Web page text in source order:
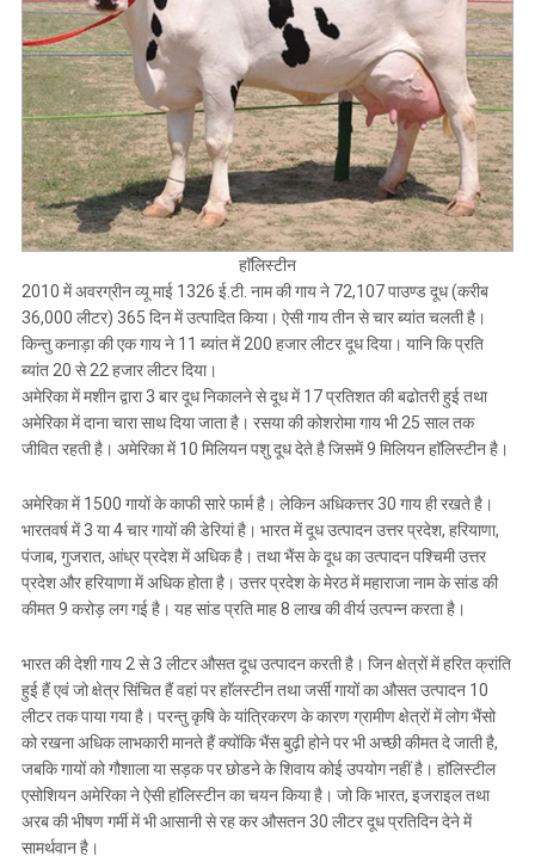
हाॅलिस्टीन
2010 में अवरग्रीन व्यू माई 1326 ई.टी. नाम की गाय ने 72,107 पाउण्ड दूध (करीब
36,000 लीटर) 365 दिन में उत्पादित किया। ऐसी गाय तीन से चार ब्यांत चलती है।
किन्तु कनाड़ा की एक गाय ने 11 ब्यांत में 200 हजार लीटर दूध दिया। यानि कि प्रति
ब्यांत 20 से 22 हजार लीटर दिया।
अमेरिका में मशीन द्वारा 3 बार दूध निकालने से दूध में 17 प्रतिशत की बढोतरी हुई तथा
अमेरिका में दाना चारा साथ दिया जाता है। रसया की कोशरोमा गाय भी 25 साल तक
जीवित रहती है। अमेरिका में 10 मिलियन पशु दूध देते है जिसमें 9 मिलियन हाॅलिस्टीन है।
अमेरिका में 1500 गायों के काफी सारे फार्म है। लेकिन अधिकत्तर 30 गाय ही रखते है।
भारतवर्ष में 3 या 4 चार गायों की डेरियां है। भारत में दूध उत्पादन उत्तर प्रदेश, हरियाणा,
पंजाब, गुजरात, आंध्र प्रदेश में अधिक है। तथा भैंस के दूध का उत्पादन पश्चिमी उत्तर
प्रदेश और हरियाणा में अधिक होता है। उत्तर प्रदेश के मेरठ में महाराजा नाम के सांड की
कीमत 9 करोड़ लग गई है। यह सांड प्रति माह 8 लाख की वीर्य उत्पन्न करता है।
भारत की देशी गाय 2 से 3 लीटर औसत दूध उत्पादन करती है। जिन क्षेत्रों में हरित क्रांति
हुई हैं एवं जो क्षेत्र सिंचित हैं वहां पर हाॅलस्टीन तथा जर्सी गायों का औसत उत्पादन 10
लीटर तक पाया गया है। परन्तु कृषि के यांत्रिकरण के कारण ग्रामीण क्षेत्रों में लोग भैंसो
को रखना अधिक लाभकारी मानते हैं क्योंकि भैंस बुढ़ी होने पर भी अच्छी कीमत दे जाती है,
जबकि गायों को गौशाला या सड़क पर छोडने के शिवाय कोई उपयोग नहीं है। हाॅलिस्टील
एसोशियन अमेरिका ने ऐसी हाॅलिस्टीन का चयन किया है। जो कि भारत, इजराइल तथा
अरब की भीषण गर्मी में भी आसानी से रह कर औसतन 30 लीटर दूध प्रतिदिन देने में
सामर्थवान है।